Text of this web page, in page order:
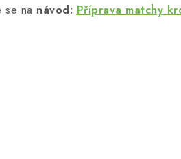
se na návod: Příprava matchy